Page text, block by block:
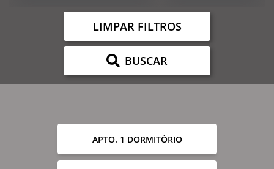
LIMPAR FILTROS
BUSCAR
APTO. 1 DORMITÓRIO